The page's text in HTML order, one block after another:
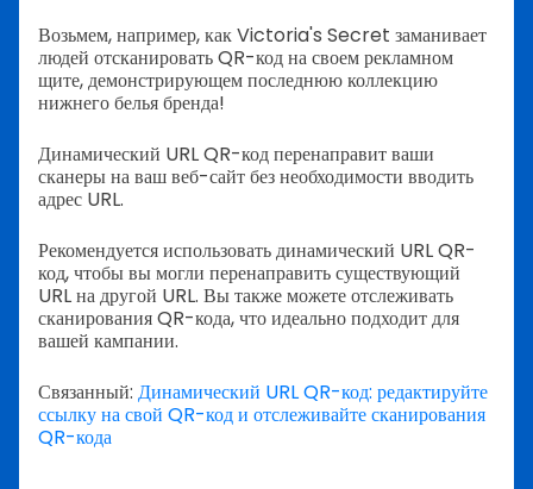
Возьмем, например, как Victoria's Secret заманивает
людей отсканировать QR-код на своем рекламном
щите, демонстрирующем последнюю коллекцию
нижнего белья бренда!
Динамический URL QR-код перенаправит ваши
сканеры на ваш веб-сайт без необходимости вводить
адрес URL.
Рекомендуется использовать динамический URL QR-
код, чтобы вы могли перенаправить существующий
URL на другой URL. Вы также можете отслеживать
сканирования QR-кода, что идеально подходит для
вашей кампании.
Связанный: Динамический URL QR-код: редактируйте
ссылку на свой QR-код и отслеживайте сканирования
QR-кода